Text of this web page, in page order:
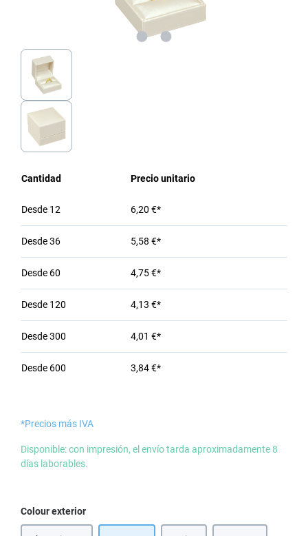
Cantidad Precio unitario
Desde 12 6,20 €*
Desde36 5,58 €*
Desde 60 4,75 €*
Desde 120 4,13 €*
Desde300 4,01 €*
Desde 600 3,84 €*
*Precios más IVA
Disponible: con impresión, el envío tarda aproximadamente 8
días laborables.
Seleccione
Colour exterior